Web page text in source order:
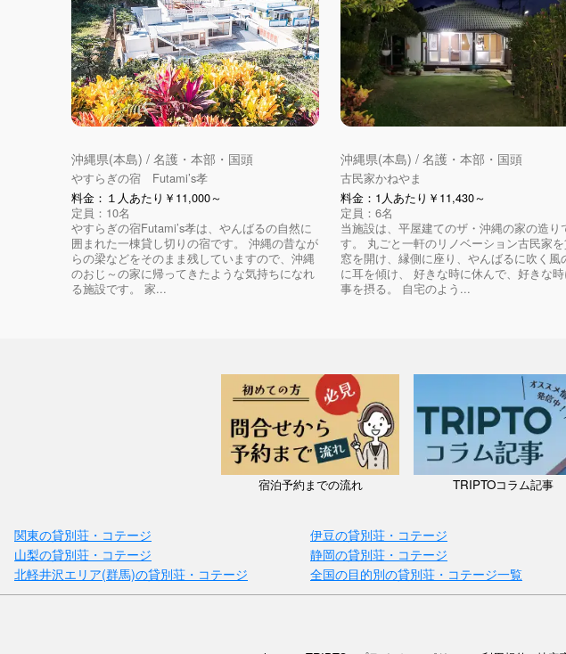
沖縄県(本島) / 名護・本部・国頭
やすらぎの宿 Futami’s孝
料金：１人あたり￥11,000～
定員：10名
やすらぎの宿Futami’s孝は、やんばるの自然に
囲まれた一棟貸し切りの宿です。 沖縄の昔なが
らの梁などをそのまま残していますので、沖縄
のおじ～の家に帰ってきたような気持ちになれ
る施設です。 家...
沖縄県(本島) / 名護・本部・国頭
古民家かねやま
料金：1人あたり￥11,430～
定員：6名
当施設は、平屋建てのザ・沖縄の家の造り
す。 丸ごと一軒のリノベーション古民家
窓を開け、縁側に座り、やんばるに吹く風
に耳を傾け、 好きな時に休んで、好きな
事を摂る。 自宅のよう...
宿泊予約までの流れ TRIPTOコラム記事
関東の貸別荘・コテージ 伊豆の貸別荘・コテージ
山梨の貸別荘・コテージ
静岡の貸別荘・コテージ
北軽井沢エリア(群馬)の貸別荘・コテージ
全国の目的別の貸別荘・コテージ一覧